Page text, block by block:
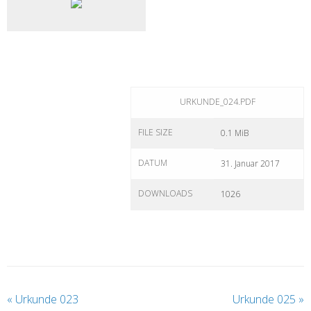
URKUNDE_024.PDF
FILE SIZE 0.1 MiB
DATUM 31. Januar 2017
DOWNLOADS 1026
« Urkunde 023 Urkunde 025 »